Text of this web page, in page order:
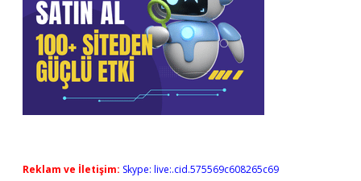
Reklam ve İletişim: Skype: live:.cid.575569c608265c69